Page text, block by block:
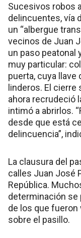
Sucesivos robos
delincuentes, vía
un “albergue
vecinos de Juan
un paso peatonal
muy particular:
puerta, cuya
linderos. El
ahora recrudeció
intimó a abrirlos.
desde que está
delincuencia”,
La clausura del
calles Juan José
República.
determinación se
de los que
sobre el pasillo.